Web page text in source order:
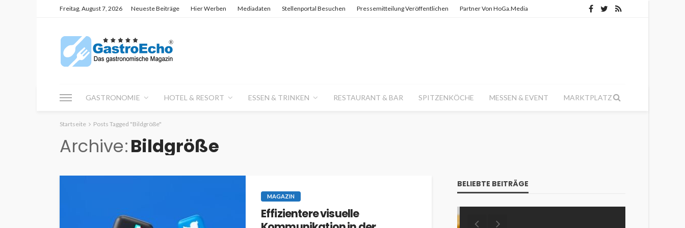
Freitag, August 7, 2026 Neueste Beiträge Hier Werben Mediadaten Stellenportal Besuchen Pressemitteilung Veröffentlichen Partner Von HoGa.Media
GASTRONOMIE HOTEL & RESORT ESSEN & TRINKEN RESTAURANT & BAR SPITZENKÖCHE MESSEN & EVENT MARKTPLATZ
Startseite Posts Tagged "Bildgröße"
Archive Bildgröße
MAGAZIN
Effizientere visuelle
BELIEBTE BEITRÄGE